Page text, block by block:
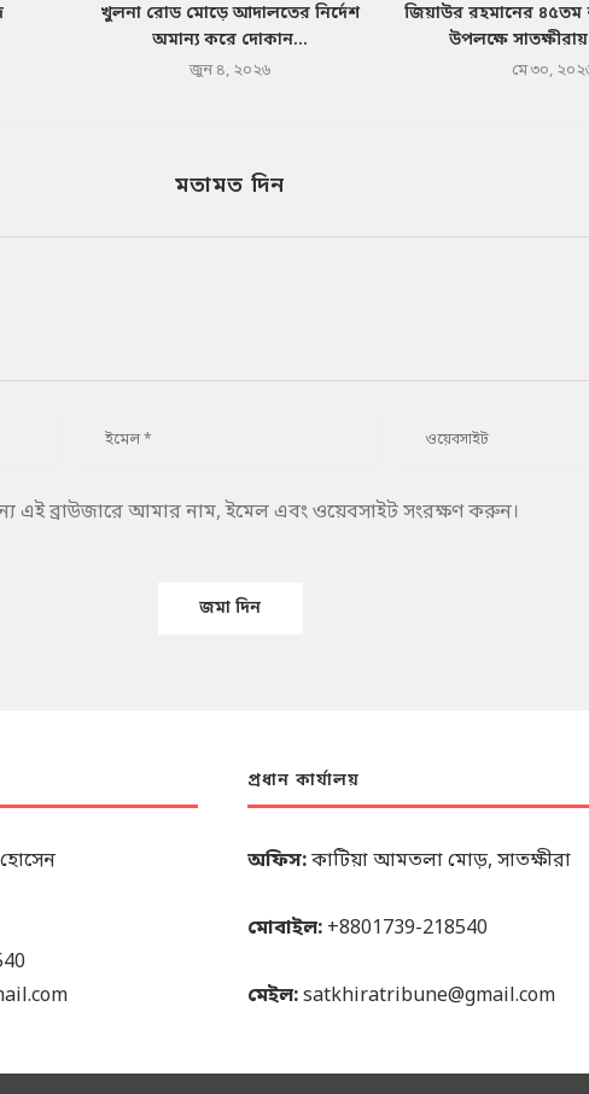
খুলনা রোড মোড়ে আদালতের নির্দেশ
অমান্য করে দোকান...
জুন ৪, ২০২৬
জিয়াউর রহমানের ৪৫তম
উপলক্ষে
মে ৩০,
মতামত দিন
এই ব্রাউজারে আমার নাম, ইমেল এবং ওয়েবসাইট সংরক্ষণ করুন।
প্রধান কার্যালয়
অফিস:কাটিয়া আমতলা মোড়, সাতক্ষীরা
মোবাইল: +8801739-218540
মেইল:satkhiratribune@gmail.com